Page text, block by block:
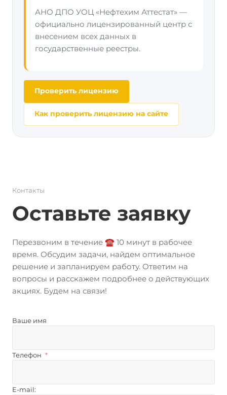
АНО ДПО УОЦ «Нефтехим Аттестат» —
официально лицензированный центр с
внесением всех данных в
государственные реестры.
Проверить лицензию
Как проверить лицензию на сайте
Контакты
Оставьте заявку
Перезвоним в течение ☎️ 10 минут в рабочее
время. Обсудим задачи, найдем оптимальное
решение и запланируем работу. Ответим на
вопросы и расскажем подробнее о действующих
акциях. Будем на связи!
Ваше имя
Телефон *
E-mail: